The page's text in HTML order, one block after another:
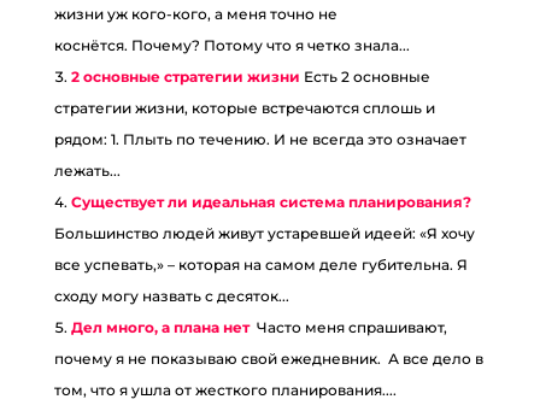
жизни уж кого-кого, а меня точно не
коснётся. Почему? Потому что я четко знала...
2 основные стратегии жизни Есть 2 основные
стратегии жизни, которые встречаются сплошь и
рядом: 1. Плыть по течению. И не всегда это означает
лежать...
Существует ли идеальная система планирования?
Большинство людей живут устаревшей идеей: «Я хочу
все успевать,» – которая на самом деле губительна. Я
сходу могу назвать с десяток...
Дел много, а плана нет Часто меня спрашивают,
почему я не показываю свой ежедневник. А все дело в
том, что я ушла от жесткого планирования....